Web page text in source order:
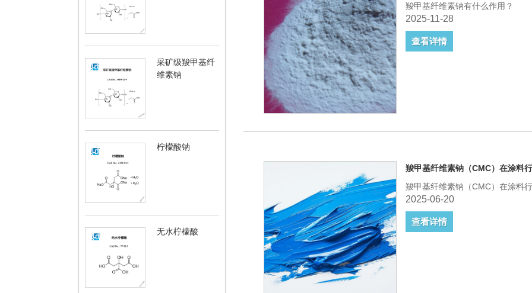
采矿级羧甲基纤
维素钠
柠檬酸钠
无水柠檬酸
羧甲基纤维素钠有什么作用？
2025-11-28
查看详情
羧甲基纤维素钠（CMC）在涂料
羧甲基纤维素钠（CMC）在涂料
2025-06-20
查看详情